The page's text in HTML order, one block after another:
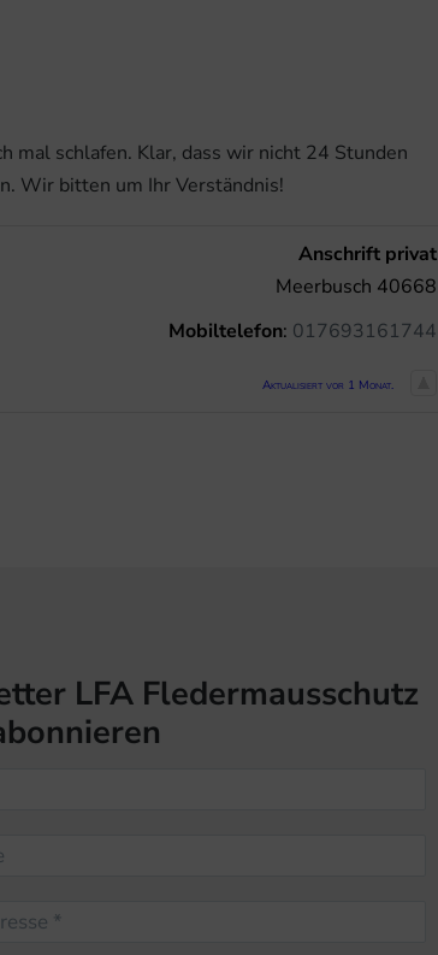
mal schlafen. Klar, dass wir nicht 24 Stunden
Wir bitten um Ihr Verständnis!
Anschrift privat
Meerbusch 40668
Mobiltelefon: 017693161744
Aktualisiert vor 1 Monat.
LFA Fledermausschutz